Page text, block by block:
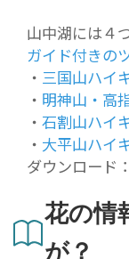
山中湖には４
ガイド付きの
・ 三国山ハイ
・ 明神山・高
・ 石割山ハイ
・ 大平山ハイ
ダウンロード：
花の情
が？